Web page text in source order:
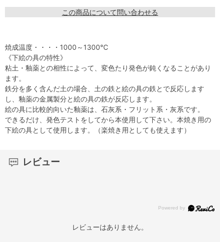
この商品について問い合わせる
焼成温度・・・・1000～1300℃
《下絵の具の特性》
粘土・釉薬との相性によって、変色たり発色が鈍くなることがあり
ます。
鉄分を多く含んだ土の場合、土の鉄と絵の具の鉄とで反応します
し、釉薬の金属製分と絵の具の鉄が反応します。
絵の具に比較的向いた釉薬は、石灰系・フリット系・灰系です。
できるだけ、発色テストをしてから本使用して下さい。本焼き用の
下絵の具として使用します。（楽焼き用としても使えます）
レビュー
レビューはありません。